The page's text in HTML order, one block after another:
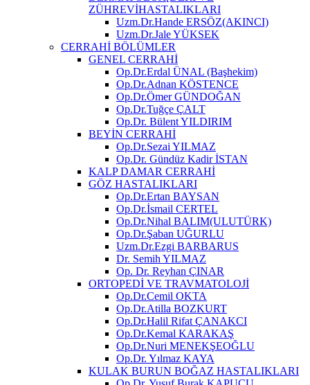
ZÜHREVİHASTALIKLARI
Uzm.Dr.Hande ERSÖZ(AKINCI)
Uzm.Dr.Jale YÜKSEK
CERRAHİ BÖLÜMLER
GENEL CERRAHİ
Op.Dr.Erdal ÜNAL (Başhekim)
Op.Dr.Adnan KÖSTENCE
Op.Dr.Ömer GÜNDOĞAN
Op.Dr.Tuğçe ÇALT
Op.Dr. Bülent YILDIRIM
BEYİN CERRAHİ
Op.Dr.Sezai YILMAZ
Op.Dr. Gündüz Kadir İSTAN
KALP DAMAR CERRAHİ
GÖZ HASTALIKLARI
Op.Dr.Ertan BAYSAN
Op.Dr.İsmail CERTEL
Op.Dr.Nihal BALIM(ULUTÜRK)
Op.Dr.Şaban UĞURLU
Uzm.Dr.Ezgi BARBARUS
Dr. Semih YILMAZ
Op. Dr. Reyhan ÇINAR
ORTOPEDİ VE TRAVMATOLOJİ
Op.Dr.Cemil OKTA
Op.Dr.Atilla BOZKURT
Op.Dr.Halil Rifat ÇANAKCI
Op.Dr.Kemal KARAKAŞ
Op.Dr.Nuri MENEKŞEOĞLU
Op.Dr. Yılmaz KAYA
KULAK BURUN BOĞAZ HASTALIKLARI